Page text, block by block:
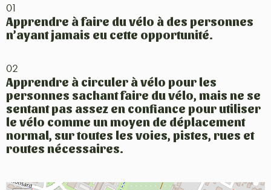
01
Apprendre à faire du vélo à des personnes
n’ayant jamais eu cette opportunité.
02
Apprendre à circuler à vélo pour les
personnes sachant faire du vélo, mais ne se
sentant pas assez en confiance pour utiliser
le vélo comme un moyen de déplacement
normal, sur toutes les voies, pistes, rues et
routes nécessaires.